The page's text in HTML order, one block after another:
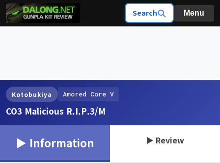
Search Menu
Kotobukiya Amored Core V
CO3 Malicious R.I.P.3/M
▶ Information ▶ Review